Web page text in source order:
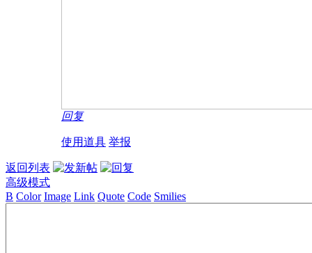
回复
使用道具 举报
返回列表
高级模式
B Color Image Link Quote Code Smilies